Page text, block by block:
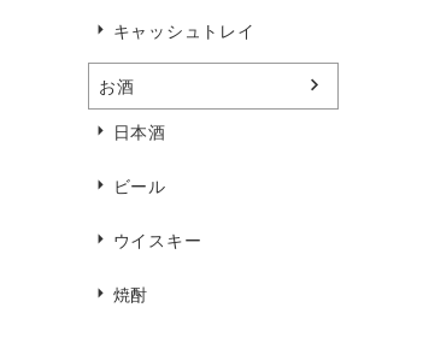
キャッシュトレイ
お酒
日本酒
ビール
ウイスキー
焼酎